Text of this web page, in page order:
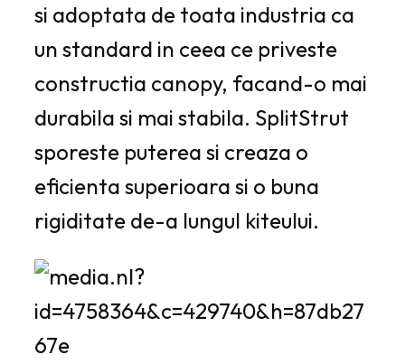
si adoptata de toata industria ca
un standard in ceea ce priveste
constructia canopy, facand-o mai
durabila si mai stabila. SplitStrut
sporeste puterea si creaza o
eficienta superioara si o buna
rigiditate de-a lungul kiteului.